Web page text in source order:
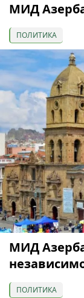
МИД
ПОЛИТИКА
МИД
ПОЛИТИКА